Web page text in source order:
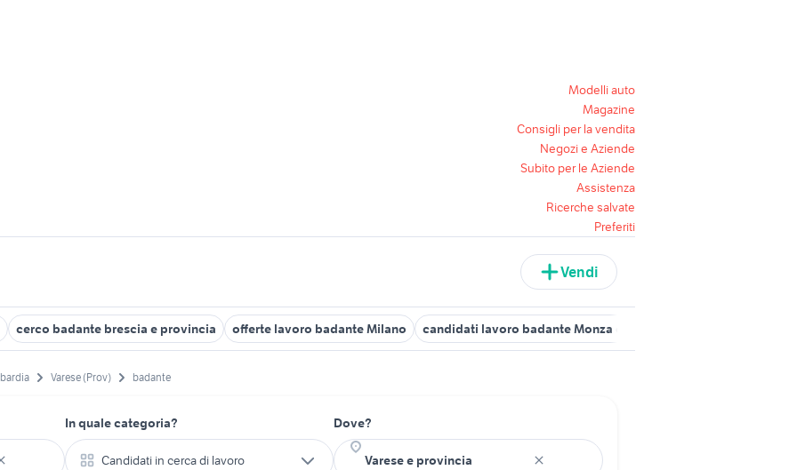
Modelli auto
Magazine
Consigli per la vendita
Negozi e Aziende
Subito per le Aziende
Assistenza
Ricerche salvate
Preferiti
Vendi
cerco badante brescia e provincia offerte lavoro badante Milano candidati lavoro badante Monza e della Brianza provincia
Varese (Prov) badante
In quale categoria?
Candidati in cerca di lavoro
Dove?